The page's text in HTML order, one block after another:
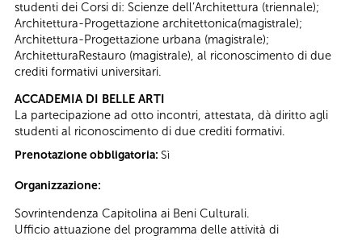
studenti dei Corsi di: Scienze dell’Architettura (triennale);
Architettura-Progettazione architettonica(magistrale);
Architettura-Progettazione urbana (magistrale);
ArchitetturaRestauro (magistrale), al riconoscimento di due
crediti formativi universitari.
ACCADEMIA DI BELLE ARTI
La partecipazione ad otto incontri, attestata, dà diritto agli
studenti al riconoscimento di due crediti formativi.
Prenotazione obbligatoria: Sì
Organizzazione:
Sovrintendenza Capitolina ai Beni Culturali.
Ufficio attuazione del programma delle attività di